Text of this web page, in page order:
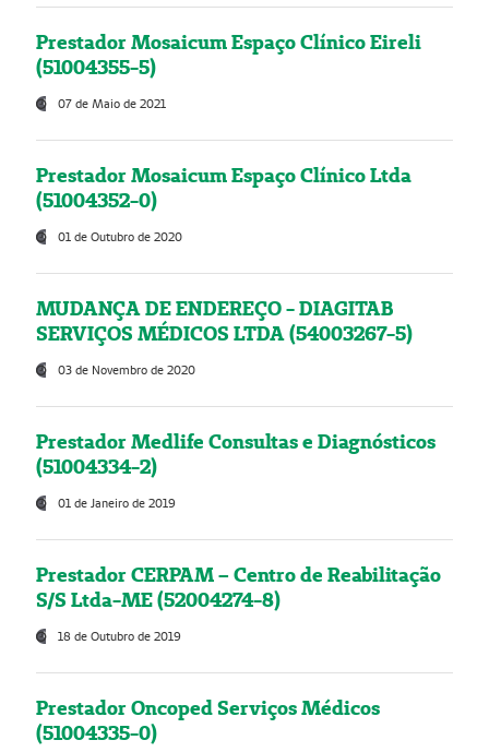
Prestador Mosaicum Espaço Clínico Eireli
(51004355-5)
07 de Maio de 2021
Prestador Mosaicum Espaço Clínico Ltda
(51004352-0)
01 de Outubro de 2020
MUDANÇA DE ENDEREÇO - DIAGITAB
SERVIÇOS MÉDICOS LTDA (54003267-5)
03 de Novembro de 2020
Prestador Medlife Consultas e Diagnósticos
(51004334-2)
01 de Janeiro de 2019
Prestador CERPAM – Centro de Reabilitação
S/S Ltda-ME (52004274-8)
18 de Outubro de 2019
Prestador Oncoped Serviços Médicos
(51004335-0)